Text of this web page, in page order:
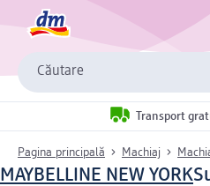
Căutare
Transport
Pagina principală Machiaj
MAYBELLINE NEW YORK